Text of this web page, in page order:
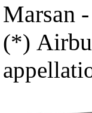
Marsan
(*)